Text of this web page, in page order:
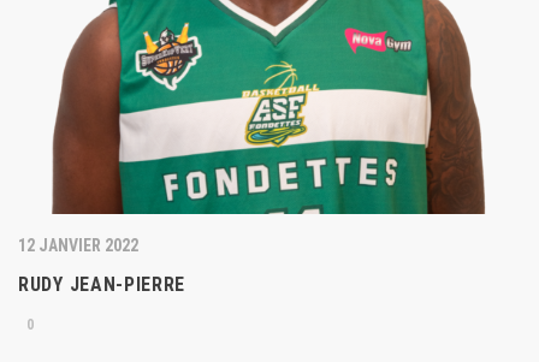
12 JANVIER 2022
RUDY JEAN-PIERRE
0